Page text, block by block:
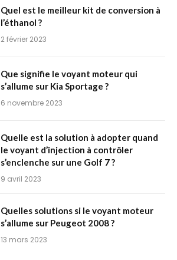
Quel est le meilleur kit de conversion à
l’éthanol ?
2 février 2023
Que signifie le voyant moteur qui
s’allume sur Kia Sportage ?
6 novembre 2023
Quelle est la solution à adopter quand
le voyant d’injection à contrôler
s’enclenche sur une Golf 7 ?
9 avril 2023
Quelles solutions si le voyant moteur
s’allume sur Peugeot 2008 ?
13 mars 2023